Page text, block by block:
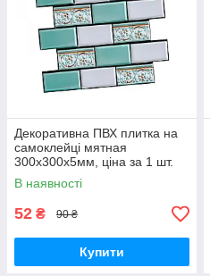
Декоративна ПВХ плитка на
самоклейці мятная
300х300х5мм, ціна за 1 шт.
(СПП-505) SW-00001139
В наявності
52 ₴ 90 ₴
Купити